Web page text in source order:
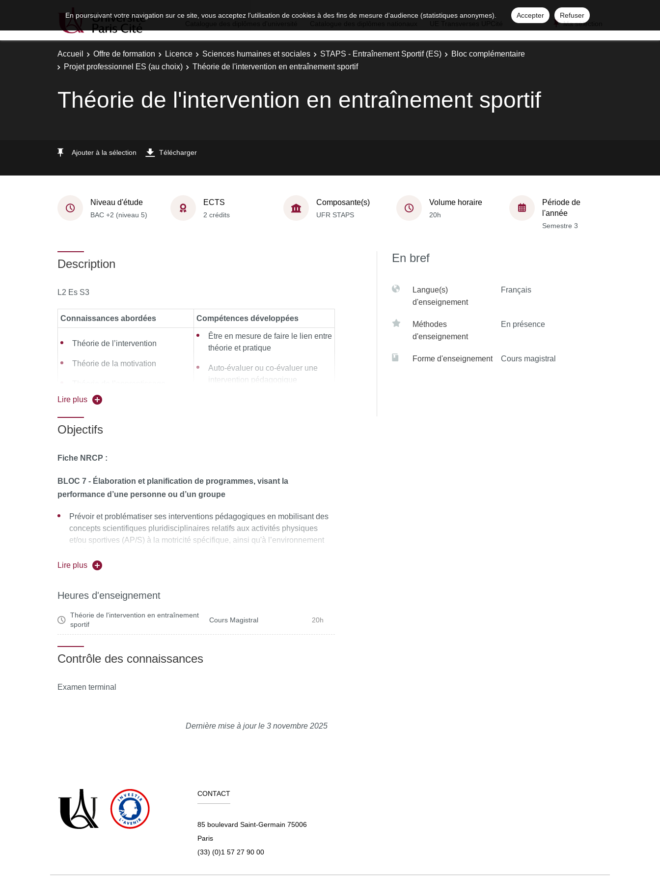
En poursuivant votre navigation sur ce site, vous acceptez l'utilisation de cookies à des fins de mesure d'audience (statistiques anonymes). Accepter
Refuser
Ma sélection
Accueil Offre de formation Licence Sciences humaines et sociales STAPS - Entraînement Sportif (ES)
Bloc complémentaire
Projet professionnel ES (au choix)
Théorie de l'intervention en entraînement sportif
Théorie de l'intervention en entraînement sportif
Ajouter à la sélection Télécharger
Niveau d'étude
BAC +2 (niveau 5)
ECTS
2 crédits
Composante(s)
UFR STAPS
Volume horaire
20h
Période de
l'année
Semestre 3
Description
L2 Es S3
Connaissances abordées Compétences développées
Théorie de l’intervention
Théorie de la motivation
Les indicateurs et les paramètres
d’une séance, d’un entraînement
Théorie de la dynamique de
Être en mesure de faire le lien entre
théorie et pratique
Auto-évaluer ou co-évaluer une
intervention pédagogique
Lire plus
Objectifs
Fiche NRCP :
BLOC 7 - Élaboration et planification de programmes, visant la
performance d’une personne ou d’un groupe
Prévoir et problématiser ses interventions pédagogiques en mobilisant des
concepts scientifiques pluridisciplinaires relatifs aux activités physiques
et/ou sportives (AP/S) à la motricité spécifique, ainsi qu'à l’environnement
Lire plus
Heures d'enseignement
Théorie de l'intervention en entraînement
sportif
Cours Magistral 20h
Contrôle des connaissances
Examen terminal
Dernière mise à jour le 3 novembre 2025
En bref
Langue(s)
d'enseignement
Français
Méthodes
d'enseignement
En présence
Forme d'enseignement Cours magistral
CONTACT
85 boulevard Saint-Germain 75006
Paris
(33) (0)1 57 27 90 00